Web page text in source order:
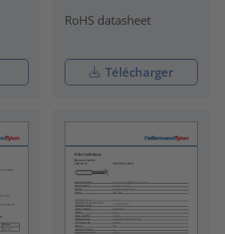
RoHS datasheet
Télécharger